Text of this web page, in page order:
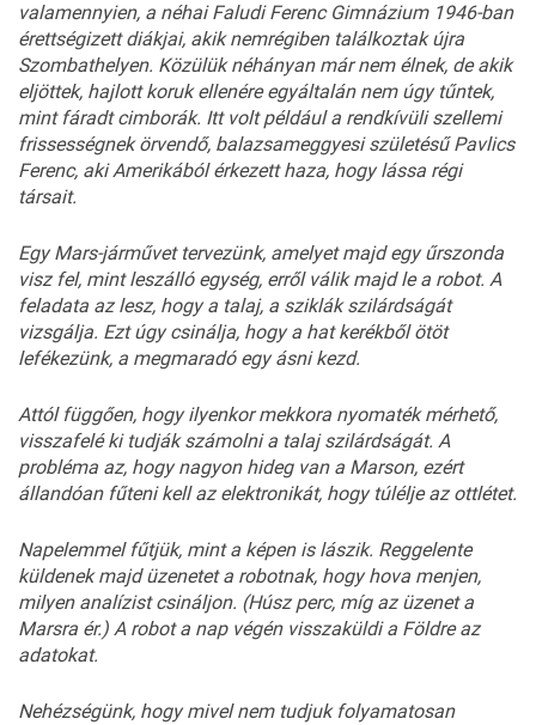
valamennyien, a néhaiFaludiFerenc Gimnázium 1946-ban
érettségizettdiákjai, akiknemrégiben találkoztakújra
Szombathelyen. Közülüknéhányan márnem élnek, deakik
eljöttek, hajlottkorukellenéreegyáltalán nem úgy tűntek,
mint fáradtcimborák. Itt voltpéldáula rendkívüliszellemi
frissességnekörvendő, balazsameggyesiszületésűPavlics
Ferenc, akiAmerikábólérkezetthaza, hogylássa régi
társait.
EgyMars-járművet tervezünk, amelyetmajdegyűrszonda
visz fel, mintleszálló egység, erről válikmajdlea robot. A
feladata az lesz, hogya talaj, a sziklákszilárdságát
vizsgálja. Eztúgycsinálja, hogya hatkerékbőlötöt
lefékezünk, a megmaradó egyásnikezd.
Attól függően, hogyilyenkormekkora nyomatékmérhető,
visszafeléki tudjákszámolnia talajszilárdságát. A
probléma az, hogynagyon hideg van a Marson, ezért
állandóan fűtenikellaz elektronikát, hogy túléljeaz ottlétet.
Napelemmel fűtjük, minta képen is lászik. Reggelente
küldenekmajdüzeneteta robotnak, hogyhova menjen,
milyen analízistcsináljon. (Húsz perc, míg az üzeneta
Marsra ér.) A robota nap végén visszaküldia Földreaz
adatokat.
Nehézségünk, hogymivelnem tudjuk folyamatosan